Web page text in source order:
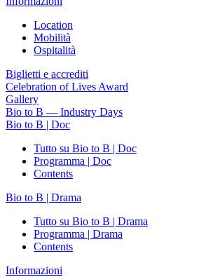
Location
Mobilità
Ospitalità
Biglietti e accrediti
Celebration of Lives Award
Gallery
Bio to B — Industry Days
Bio to B | Doc
Tutto su Bio to B | Doc
Programma | Doc
Contents
Bio to B | Drama
Tutto su Bio to B | Drama
Programma | Drama
Contents
Informazioni